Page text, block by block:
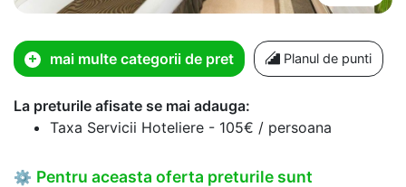
mai multe categorii de pret Planul de punti
La preturile afisate se mai adauga:
Taxa Servicii Hoteliere - 105€ / persoana
⚙ Pentru aceasta oferta preturile sunt